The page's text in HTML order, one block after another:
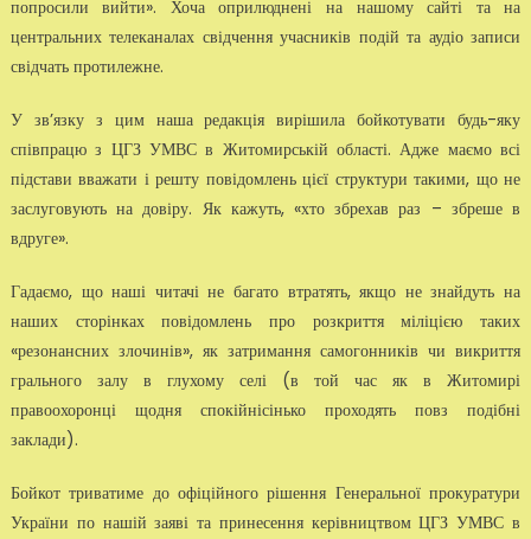
попросили вийти». Хоча оприлюднені на нашому сайті та на
центральних телеканалах свідчення учасників подій та аудіо записи
свідчать протилежне.
У зв’язку з цим наша редакція вирішила бойкотувати будь-яку
співпрацю з ЦГЗ УМВС в Житомирській області. Адже маємо всі
підстави вважати і решту повідомлень цієї структури такими, що не
заслуговують на довіру. Як кажуть, «хто збрехав раз – збреше в
вдруге».
Гадаємо, що наші читачі не багато втратять, якщо не знайдуть на
наших сторінках повідомлень про розкриття міліцією таких
«резонансних злочинів», як затримання самогонників чи викриття
грального залу в глухому селі (в той час як в Житомирі
правоохоронці щодня спокійнісінько проходять повз подібні
заклади).
Бойкот триватиме до офіційного рішення Генеральної прокуратури
України по нашій заяві та принесення керівництвом ЦГЗ УМВС в